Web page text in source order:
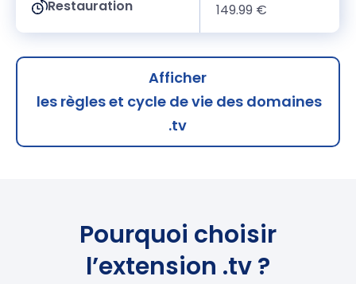
Restauration 149.99 €
Afficher
les règles et cycle de vie des domaines
.tv
Pourquoi choisir
l’extension .tv ?